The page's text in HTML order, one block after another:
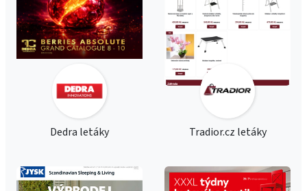
Dedra letáky Tradior.cz letáky